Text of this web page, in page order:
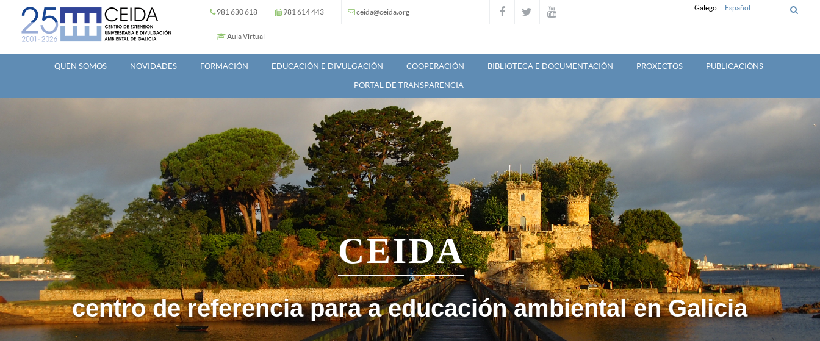
Ir o contido principal 981 630 618 981 614 443 ceida@ceida.org
Aula Virtual
Galego Español
QUEN SOMOS NOVIDADES FORMACIÓN EDUCACIÓN E DIVULGACIÓN COOPERACIÓN BIBLIOTECA E DOCUMENTACIÓN PROXECTOS
PUBLICACIÓNS
PORTAL DE TRANSPARENCIA
centro de referencia para a educación ambiental en Galicia
CEIDA